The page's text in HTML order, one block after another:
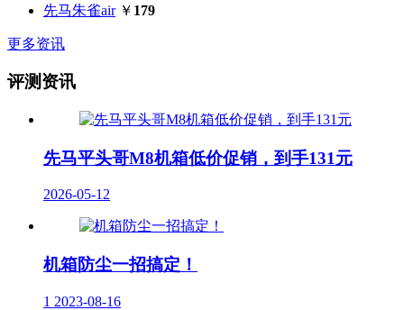
先马朱雀air ￥ 179
更多资讯
评测资讯
先马平头哥M8机箱低价促销，到手131元
2026-05-12
机箱防尘一招搞定！
1 2023-08-16